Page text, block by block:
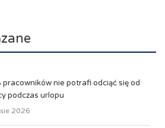
pracowników nie potrafi odciąć się od
podczas urlopu
2026